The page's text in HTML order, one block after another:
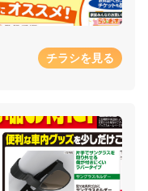
チラシを見る